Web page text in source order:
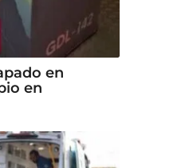
en
en